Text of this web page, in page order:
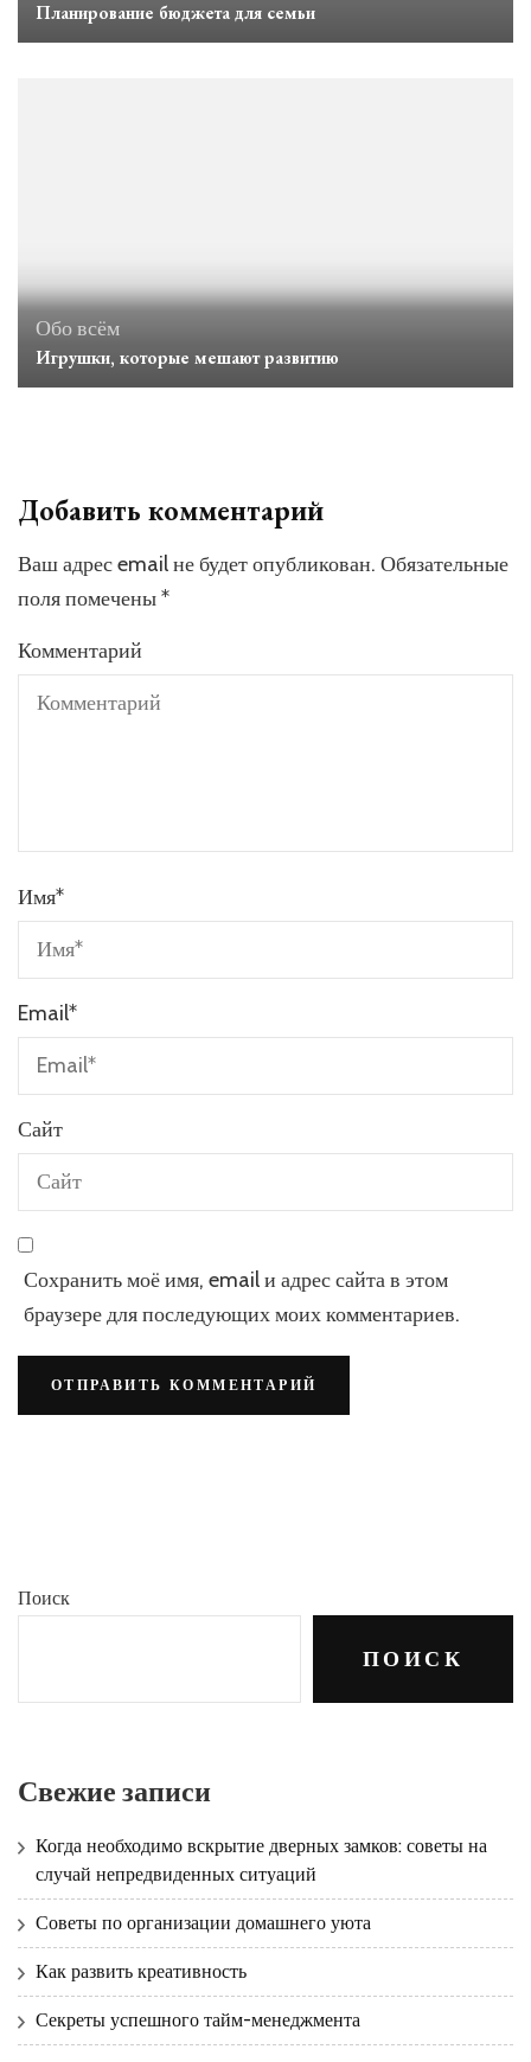
Планирование бюджета для семьи
Обо всём
Игрушки, которые мешают развитию
Добавить комментарий
Ваш адрес email не будет опубликован. Обязательные
поля помечены*
Комментарий
Имя*
Email*
Сайт
Сохранить моё имя, email и адрес сайта в этом
браузере для последующих моих комментариев.
Поиск
ПОИСК
Свежие записи
Когда необходимо вскрытие дверных замков: советы на
случай непредвиденных ситуаций
Советы по организации домашнего уюта
Как развить креативность
Секреты успешного тайм-менеджмента